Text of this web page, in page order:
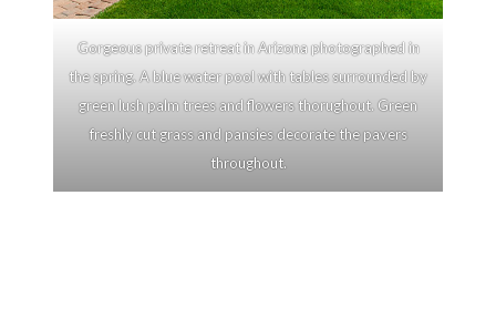
Gorgeous private retreat in Arizona photographed in
the spring. A blue water pool with tables surrounded by
green lush palm trees and flowers thorughout. Green
freshly cut grass and pansies decorate the pavers
throughout.